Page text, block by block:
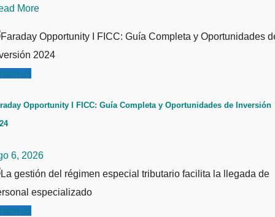
More
Opportunity I FICC: Guía Completa y Oportunidades de Inversión
6, 2026